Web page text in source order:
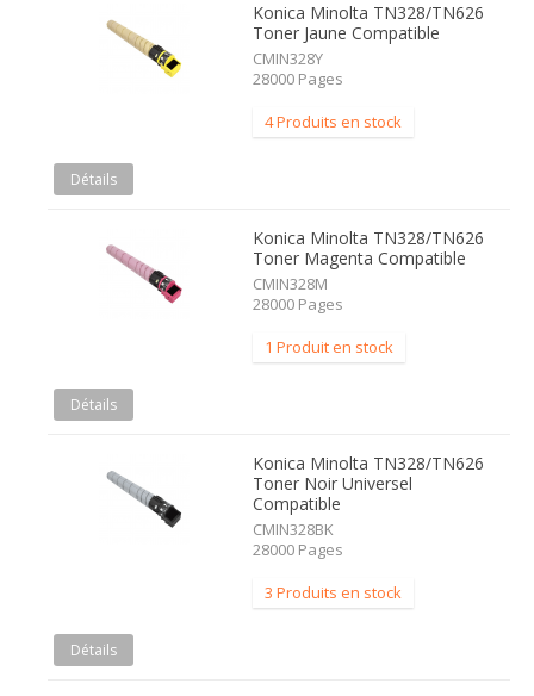
Konica Minolta TN328/TN626
Toner Jaune Compatible
CMIN328Y
28000 Pages
4 Produits en stock
Détails
Konica Minolta TN328/TN626
Toner Magenta Compatible
CMIN328M
28000 Pages
1 Produit en stock
Détails
Konica Minolta TN328/TN626
Toner Noir Universel
Compatible
CMIN328BK
28000 Pages
3 Produits en stock
Détails